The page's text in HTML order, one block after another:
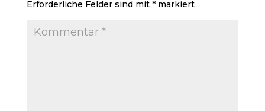
Erforderliche Felder sind mit *markiert